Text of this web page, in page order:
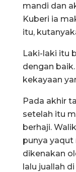
mandi dan
Kuberi ia
itu,
Laki-laki itu
dengan
kekayaan
Pada akhir
setelah itu
berhaji.
punya yaqut
dikenakan
lalu juallah